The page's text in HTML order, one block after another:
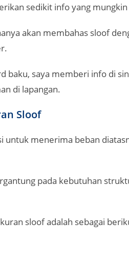
sedikit info yang
akan membahas sloof
baku, saya memberi info di
di lapangan.
Sloof
untuk menerima beban
pada kebutuhan
sloof adalah sebagai